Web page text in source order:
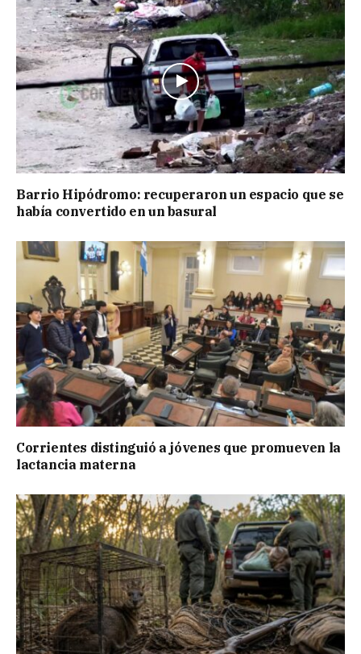
Barrio Hipódromo: recuperaron un espacio que se
había convertido en un basural
Corrientes distinguió a jóvenes que promueven la
lactancia materna